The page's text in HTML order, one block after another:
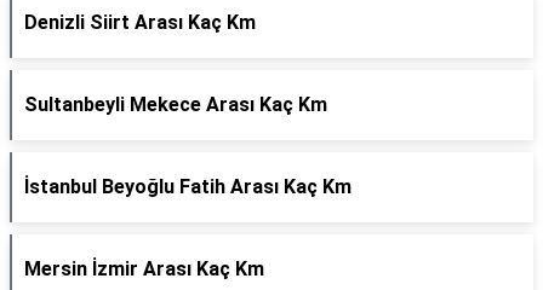
Denizli Siirt Arası Kaç Km
Sultanbeyli Mekece Arası Kaç Km
İstanbul Beyoğlu Fatih Arası Kaç Km
Mersin İzmir Arası Kaç Km